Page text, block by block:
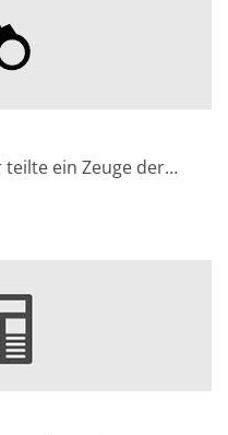
teilte ein Zeuge der…